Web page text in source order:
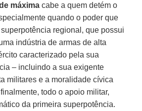
máxima cabe a quem detém o
quando o poder que
regional, que possui
indústria de armas de alta
caracterizado pela sua
– incluindo a sua exigente
militares e a moralidade cívica
todo o apoio militar,
da primeira superpotência.